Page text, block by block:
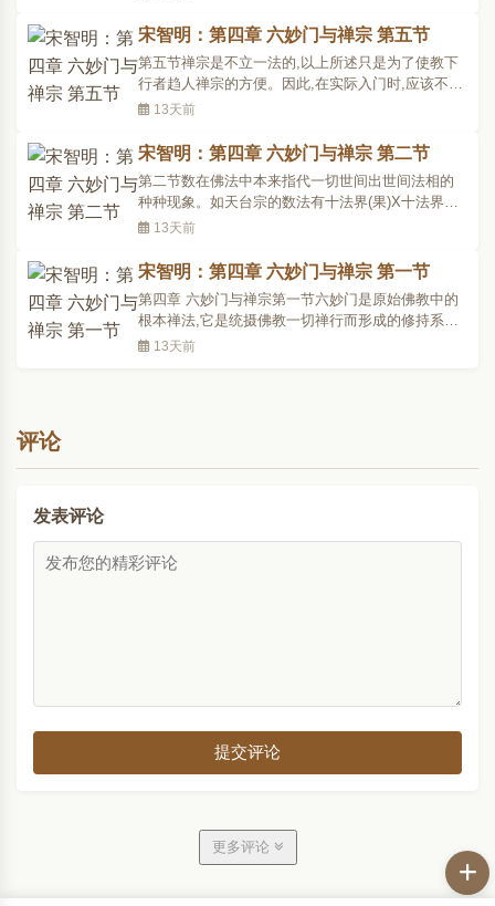
「喷」地一发,或「爆」地一声,就是当下打破太虚空,
体悟了禅的真境。开悟的真性寂止之境,不可言说,无
法描绘,因..
宋智明：第四章 六妙门与禅宗 第五节
第五节禅宗是不立一法的,以上所述只是为了使教下
行者趋人禅宗的方便。因此,在实际入门时,应该不立
次第,不期来果,不著境界,把一切放下,提起现前的一
著教相与境界,但初心学人如未遇明师之前,教相也不
可不略知,否则不知自己在修甚么;对於禅的整个过程
也应..
13天前
宋智明：第四章 六妙门与禅宗 第二节
第二节数在佛法中本来指代一切世间出世间法相的
种种现象。如天台宗的数法有十法界(果)X十法界
(因)X十如是X三世间=三千世界的法相。依教家的学
一念现前之心。在观心时,就依现前一念之本空而照
三千的假法,即空即假,不一不异,而成中道妙观。禅宗
在数的问题..
13天前
宋智明：第四章 六妙门与禅宗 第一节
第四章 六妙门与禅宗第一节六妙门是原始佛教中的
根本禅法,它是统摄佛教一切禅行而形成的修持系
统。所以智者大师在《六妙法门》的开头就论断说:
13天前
评论
发表评论
提交评论
更多评论